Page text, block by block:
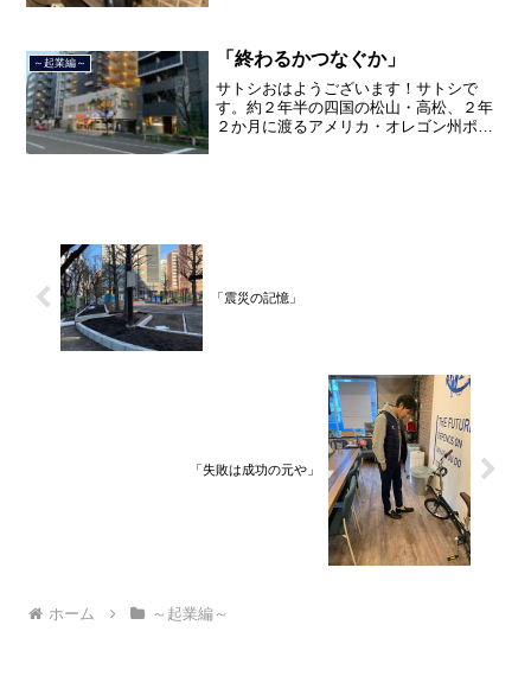
し、東京品川区南大井で不動...
～起業編～ 「終わるかつなぐか」
サトシおはようございます！サトシで
す。約２年半の四国の松山・高松、２年
２か月に渡るアメリカ・オレゴン州ポー
「震災の記憶」
「失敗は成功の元や」
ホーム ～起業編～